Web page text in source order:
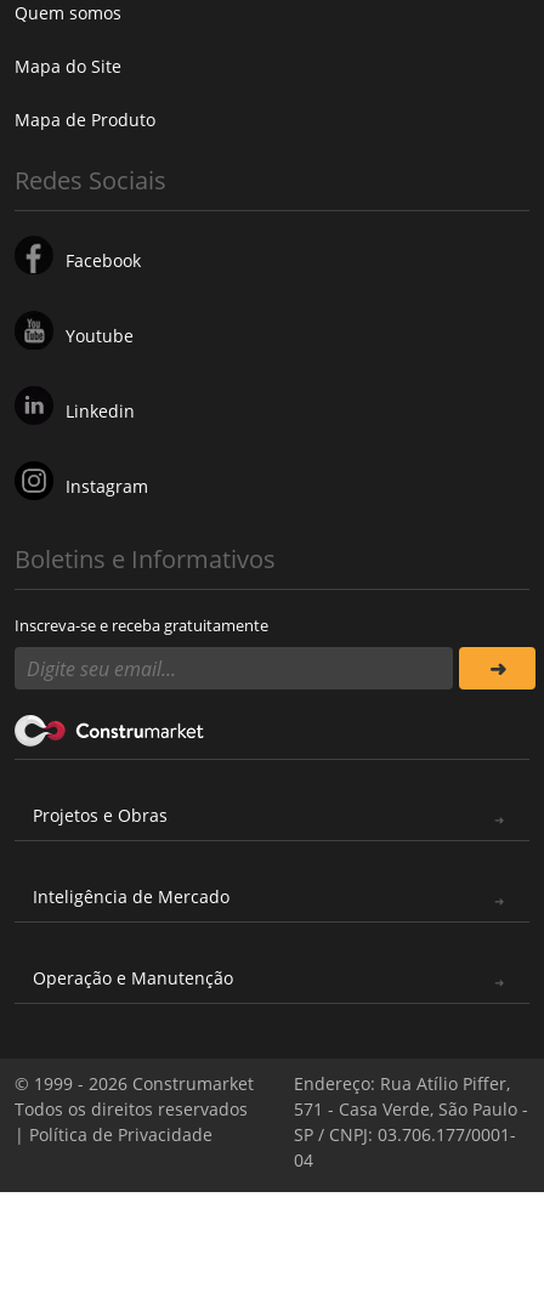
Quem somos
Mapa do Site
Mapa de Produto
Redes Sociais
Facebook
Youtube
Linkedin
Instagram
Boletins e Informativos
Inscreva-se e receba gratuitamente
Projetos e Obras
Inteligência de Mercado
Operação e Manutenção
© 1999 - 2026 Construmarket
Todos os direitos reservados
| Política de Privacidade
Endereço: Rua Atílio Piffer,
571 - Casa Verde, São Paulo -
SP / CNPJ: 03.706.177/0001-
04